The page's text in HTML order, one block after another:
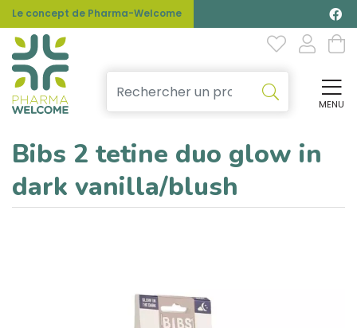
Le concept de Pharma-Welcome
MENU
Bibs 2 tetine duo glow in
dark vanilla/blush